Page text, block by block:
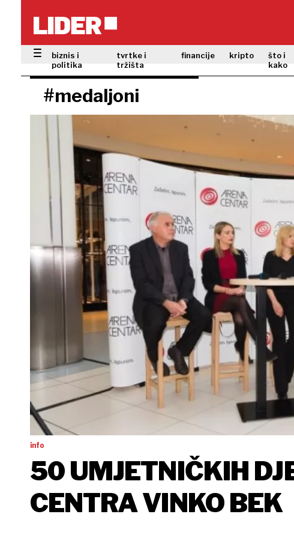
biznis i
politika
tvrtke i
tržišta
financije kripto
što i
kako
#medaljoni
info
50 UMJETNIČKIH
CENTRA VINKO BEK